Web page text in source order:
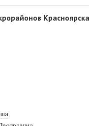
Красноярска